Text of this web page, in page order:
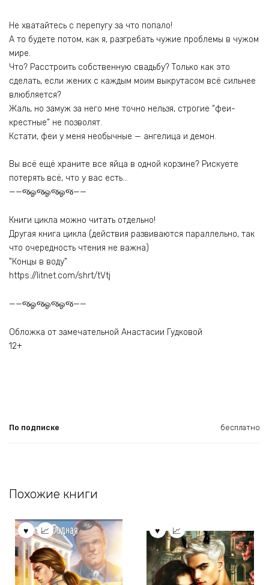
Не хватайтесь с перепугу за что попало!
А то будете потом, как я, разгребать чужие проблемы в чужом
мире.
Что? Расстроить собственную свадьбу? Только как это
сделать, если жених с каждым моим выкрутасом всё сильнее
влюбляется?
Жаль, но замуж за него мне точно нельзя, строгие “феи-
крестные” не позволят.
Кстати, феи у меня необычные — ангелица и демон.
Вы всё ещё храните все яйца в одной корзине? Рискуете
потерять всё, что у вас есть…
——જஓજஓજஓજ——
Книги цикла можно читать отдельно!
Другая книга цикла (действия развиваются параллельно, так
что очередность чтения не важна)
"Концы в воду"
https://litnet.com/shrt/tVtj
——જஓજஓજஓજ——
Обложка от замечательной Анастасии Гудковой
12+
По подписке бесплатно
Похожие книги